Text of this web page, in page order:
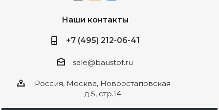
Наши контакты
+7 (495) 212-06-41
sale@baustof.ru
Россия, Москва, Новоостаповская
д.5, стр.14